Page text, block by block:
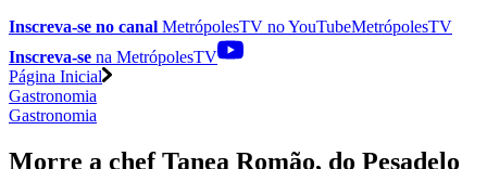
Inscreva-se no canal MetrópolesTV noYouTubeMetrópolesTV
Inscreva-se na MetrópolesTV
Página Inicial
Gastronomia
Gastronomia
Morre a chef Tanea Romão, do Pesadelo